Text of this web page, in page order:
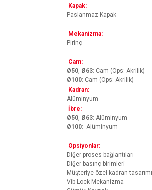
Kapak:
Paslanmaz Kapak
Mekanizma:
Pirinç
Cam:
Ø50, Ø63: Cam (Ops: Akrilik)
Ø100: Cam (Ops: Akrilik)
Kadran:
Alüminyum
İbre:
Ø50, Ø63: Alüminyum
Ø100: Alüminyum
Opsiyonlar:
Diğer proses bağlantıları
Diğer basınç birimleri
Müşteriye özel kadran tasarımı
Vib-Lock Mekanizma